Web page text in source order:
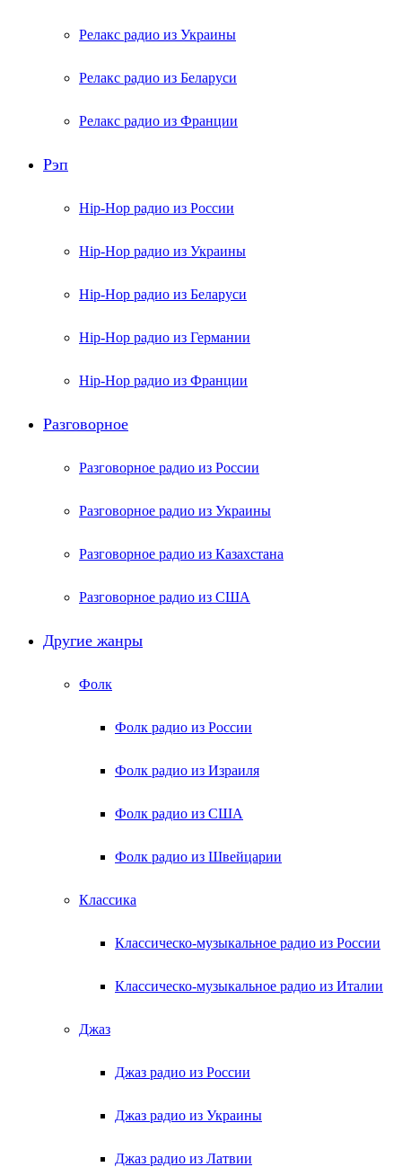
Релакс радио из Украины
Релакс радио из Беларуси
Релакс радио из Франции
Рэп
Hip-Hop радио из России
Hip-Hop радио из Украины
Hip-Hop радио из Беларуси
Hip-Hop радио из Германии
Hip-Hop радио из Франции
Разговорное
Разговорное радио из России
Разговорное радио из Украины
Разговорное радио из Казахстана
Разговорное радио из США
Другие жанры
Фолк
Фолк радио из России
Фолк радио из Израиля
Фолк радио из США
Фолк радио из Швейцарии
Классика
Классическо-музыкальное радио из России
Классическо-музыкальное радио из Италии
Джаз
Джаз радио из России
Джаз радио из Украины
Джаз радио из Латвии